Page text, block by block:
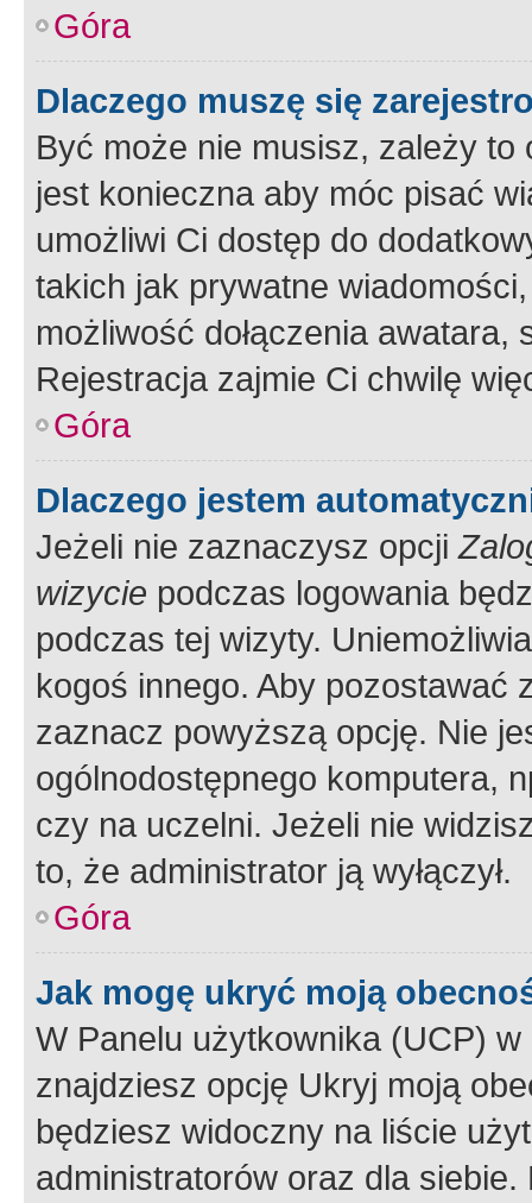
Góra
Dlaczego muszę się
Być może nie musisz, zależy
jest konieczna aby móc pisać
umożliwi Ci dostęp do
takich jak prywatne
możliwość dołączenia
Rejestracja zajmie Ci chwilę
Góra
Dlaczego jestem
Jeżeli nie zaznaczysz opcji
wizycie podczas logowania
podczas tej wizyty.
kogoś innego. Aby pozostawać
zaznacz powyższą opcję. Nie
ogólnodostępnego komputera,
czy na uczelni. Jeżeli nie
to, że administrator ją wyłączył.
Góra
Jak mogę ukryć moją
W Panelu użytkownika (UCP) w
znajdziesz opcję Ukryj moją
będziesz widoczny na liście
administratorów oraz dla